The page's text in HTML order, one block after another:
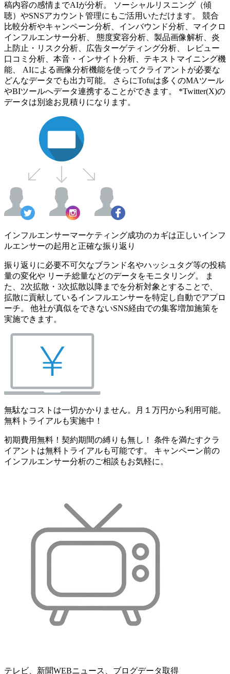
稿内容の感情までAIが分析。 ソーシャルリスニング（傾
聴）やSNSアカウント管理にもご活用いただけます。 競合
比較分析やキャンペーン分析、インバウンド分析、マイクロ
インフルエンサー分析、 態度変容分析、製品画像解析、炎
上防止・リスク分析、広告ターゲティング分析、 レビュー
口コミ分析、本音・インサイト分析、テキストマイニング機
能、 AIによる画像分析機能を使ってクライアントが必要な
どんなデータでも出力可能。 さらにTofuは多くのMAツール
やBIツールへデータ連携することができます。 *Twitter(X)の
データは別途お見積りになります。
インフルエンサーマーケティング成功のカギは正しいインフ
ルエンサーの起用と正確な振り返り
振り返りに必要不可欠なブランド名やハッシュタグ等の投稿
量の変化や リーチ総量などのデータをモニタリング。 ま
た、2次拡散・3次拡散以降までを分析対象とすることで、
拡散に貢献しているインフルエンサーを特定し自動でアプロ
ーチ。 他社が真似をできないSNS経由での集客増加施策を
実施できます。
無駄なコストは一切かかりません。月１万円から利用可能。
無料トライアルも実施中！
初期費用無料！契約期間の縛りも無し！ 条件を満たすクラ
イアントは無料トライアルも可能です。 キャンペーン前の
インフルエンサー分析のご相談もお気軽に。
テレビ、新聞WEBニュース、ブログデータ取得